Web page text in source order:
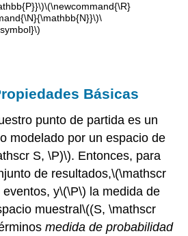
\(\newcommand{\R}
\
Básicas
punto de partida es un
modelado por un espacio de
S, \P)\). Entonces, para
de resultados,\(\mathscr
eventos, y\(\P\) la medida de
muestral\((S, \mathscr
medida de probabilidad